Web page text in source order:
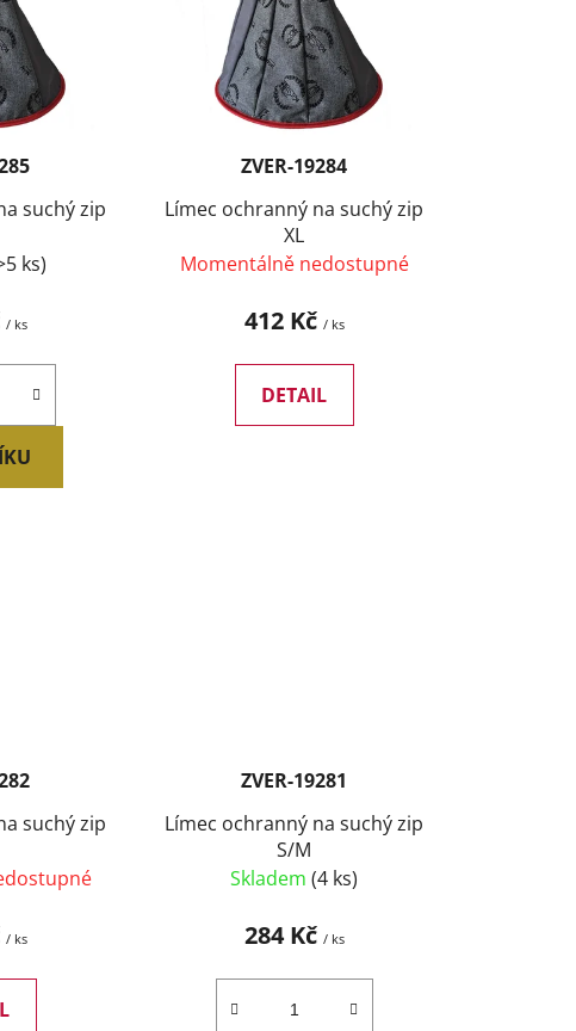
suchý zip
ks)
/ ks
ZVER-19284
Límec ochranný na suchý zip
XL
Momentálně nedostupné
412 Kč / ks
DETAIL
suchý zip
/ ks
ZVER-19281
Límec ochranný na suchý zip
S/M
Skladem(4 ks)
284 Kč / ks